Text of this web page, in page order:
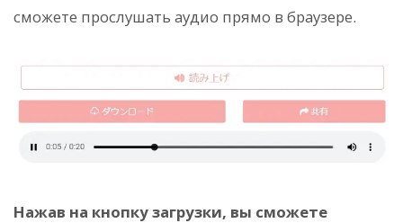
сможете прослушать аудио прямо в браузере.
Нажав на кнопку загрузки, вы сможете